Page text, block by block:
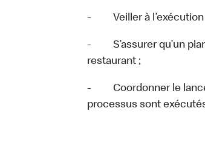
- Veiller à l’exécution
- S’assurer qu’un
restaurant ;
- Coordonner le
processus sont